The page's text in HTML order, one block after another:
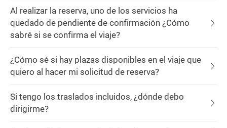
Al realizar la reserva, uno de los servicios ha
quedado de pendiente de confirmación ¿Cómo
sabré si se confirma el viaje?
¿Cómo sé si hay plazas disponibles en el viaje que
quiero al hacer mi solicitud de reserva?
Si tengo los traslados incluidos, ¿dónde debo
dirigirme?